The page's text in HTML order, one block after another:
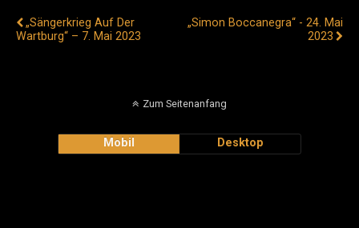
„Sängerkrieg Auf Der
Wartburg“ – 7. Mai 2023
„Simon Boccanegra“ - 24. Mai
2023
Zum Seitenanfang
Mobil Desktop